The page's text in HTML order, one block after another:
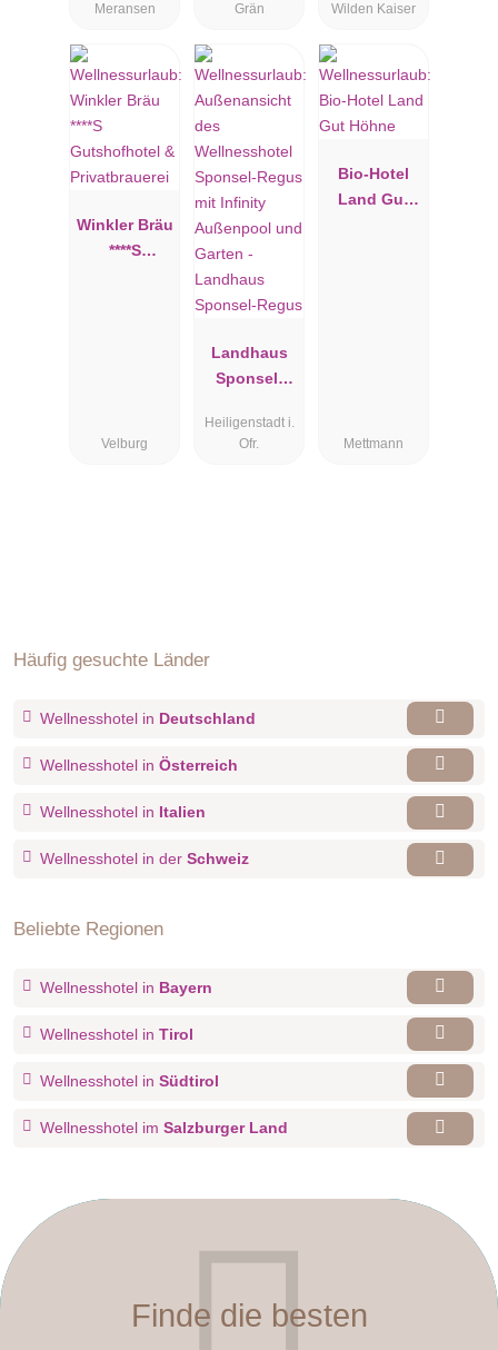
Meransen Grän Wilden Kaiser
Winkler Bräu
****S
Velburg
Landhaus
Sponsel-
Heiligenstadt i.
Ofr.
Bio-Hotel
Land Gut
Mettmann
Häufig gesuchte Länder
Wellnesshotel in Deutschland
Wellnesshotel in Österreich
Wellnesshotel in Italien
Wellnesshotel in der Schweiz
Beliebte Regionen
Wellnesshotel in Bayern
Wellnesshotel in Tirol
Wellnesshotel in Südtirol
Wellnesshotel im Salzburger Land
Finde die besten